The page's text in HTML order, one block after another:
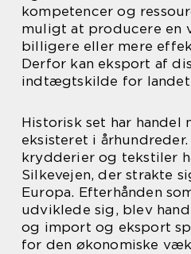
kompetencer og
muligt at producere en
billigere eller mere
Derfor kan eksport af
indtægtskilde for
Historisk set har handel
eksisteret i
krydderier og tekstiler
Silkevejen, der strakte
Europa. Efterhånden
udviklede sig, blev
og import og eksport
for den økonomiske